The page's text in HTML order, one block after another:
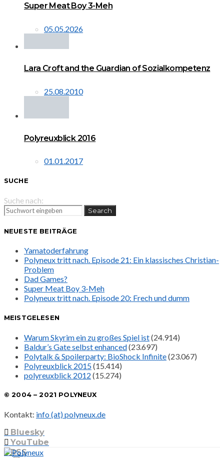
Super Meat Boy 3-Meh
05.05.2026
Lara Croft and the Guardian of Sozialkompetenz
25.08.2010
Polyreuxblick 2016
01.01.2017
SUCHE
Suche nach:
Search
NEUESTE BEITRÄGE
Yamatoderfahrung
Polyneux tritt nach. Episode 21: Ein klassisches Christian-
Problem
Dad Games?
Super Meat Boy 3-Meh
Polyneux tritt nach. Episode 20: Frech und dumm
MEISTGELESEN
Warum Skyrim ein zu großes Spiel ist(24.914)
Baldur’s Gate selbst enhanced(23.697)
Polytalk & Spoilerparty: BioShock Infinite(23.067)
Polyreuxblick 2015(15.414)
polyreuxblick 2012 (15.274)
© 2004 – 2021 POLYNEUX
Kontakt: info (at) polyneux.de
Bluesky
YouTube
RSS